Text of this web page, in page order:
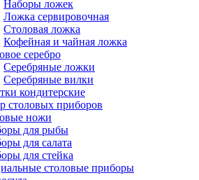
Наборы ложек
Ложка сервировочная
Столовая ложка
Кофейная и чайная ложка
серебро
Серебряные ложки
Серебряные вилки
кондитерские
столовых приборов
ножи
для рыбы
для салата
для стейка
столовые приборы